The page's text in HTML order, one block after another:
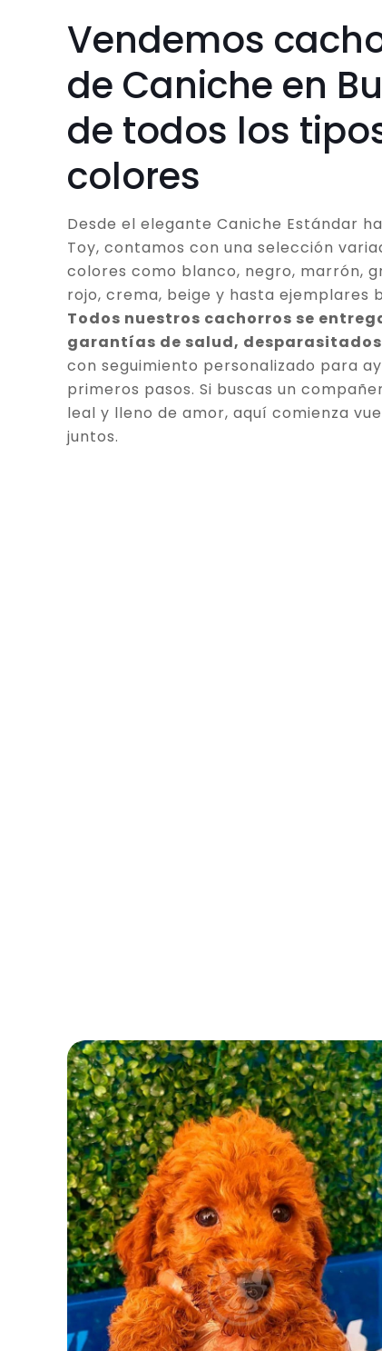
Vendemos
de Caniche en
de todos los
colores
Desde el elegante Caniche Estándar
Toy, contamos con una selección
colores como blanco, negro, marrón,
rojo, crema, beige y hasta ejemplares
Todos nuestros cachorros se
garantías de salud,
con seguimiento personalizado para
primeros pasos. Si buscas un
leal y lleno de amor, aquí comienza
juntos.